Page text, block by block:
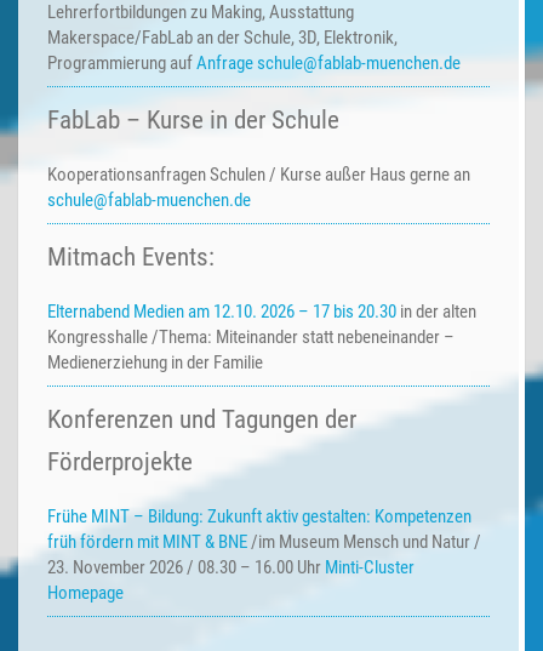
Lehrerfortbildungen zu Making,Ausstattung
Makerspace/FabLab an der Schule, 3D, Elektronik,
Programmierung aufAnfrage schule@fablab-muenchen.de
FabLab – Kurse in der Schule
KooperationsanfragenSchulen / Kurse außer Haus gerne an
schule@fablab-muenchen.de
Mitmach Events:
Elternabend Medien am 12.10. 2026 – 17 bis 20.30 in der alten
Kongresshalle /Thema: Miteinander statt nebeneinander –
Medienerziehung in der Familie
Konferenzen und Tagungen der
Förderprojekte
Frühe MINT – Bildung: Zukunft aktiv gestalten: Kompetenzen
früh fördern mit MINT & BNE/im Museum Mensch und Natur /
23. November 2026 / 08.30 – 16.00 Uhr Minti-Cluster
Homepage